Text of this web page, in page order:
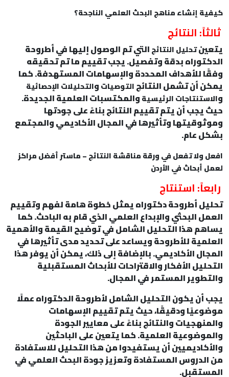
كيفية إنشاء مناهج البحث العلمي الناجحة؟
ثالثاً: النتائج
يتعينتحليل النتائجالتي تم الوصول إليها في أطروحة
الدكتوراه بدقة وتفصيل. يجب تقييم ما تم تحقيقه
وفقًا للأهداف المحددة والإسهامات المستهدفة. كما
يمكن أن تشمل النتائجالتوصياتوالتحليلات الإحصائية
والاستنتاجات الرئيسيةوالمكتسبات العلمية الجديدة.
حيث يجب أن يتم تقييم النتائج بناءً على جودتها
وموثوقيتها وتأثيرها في المجال الأكاديمي والمجتمع
بشكل عام.
افعل ولا تفعل في ورقة مناقشة النتائج – ماستر أفضل مراكز
لعمل أبحاث في الأردن
رابعاً: استنتاج
تحليل أطروحة دكتوراه يمثل خطوة هامة لفهم وتقييم
العمل البحثي والإبداع العلمي الذي قام به الباحث. كما
يساهم هذا التحليل الشامل في توضيح القيمة والأهمية
العلمية للأطروحة ويساعد على تحديد مدى تأثيرها في
المجال الأكاديمي. بالإضافة إلى ذلك، يمكن أن يوفر هذا
التحليل الأفكار والاقتراحات للأبحاث المستقبلية
والتطوير المستمر في المجال.
يجب أن يكون التحليل الشامل لأطروحة الدكتوراه عملًا
موضوعيًا ودقيقًا، حيث يتم تقييم الإسهامات
والمنهجيات والنتائج بناءً على معايير الجودة
والموضوعية العلمية. كما يتعين على الباحثين
والأكاديميين أن يستفيدوا من هذا التحليل للاستفادة
من الدروس المستفادة وتعزيز جودة البحث العلمي في
المستقبل.